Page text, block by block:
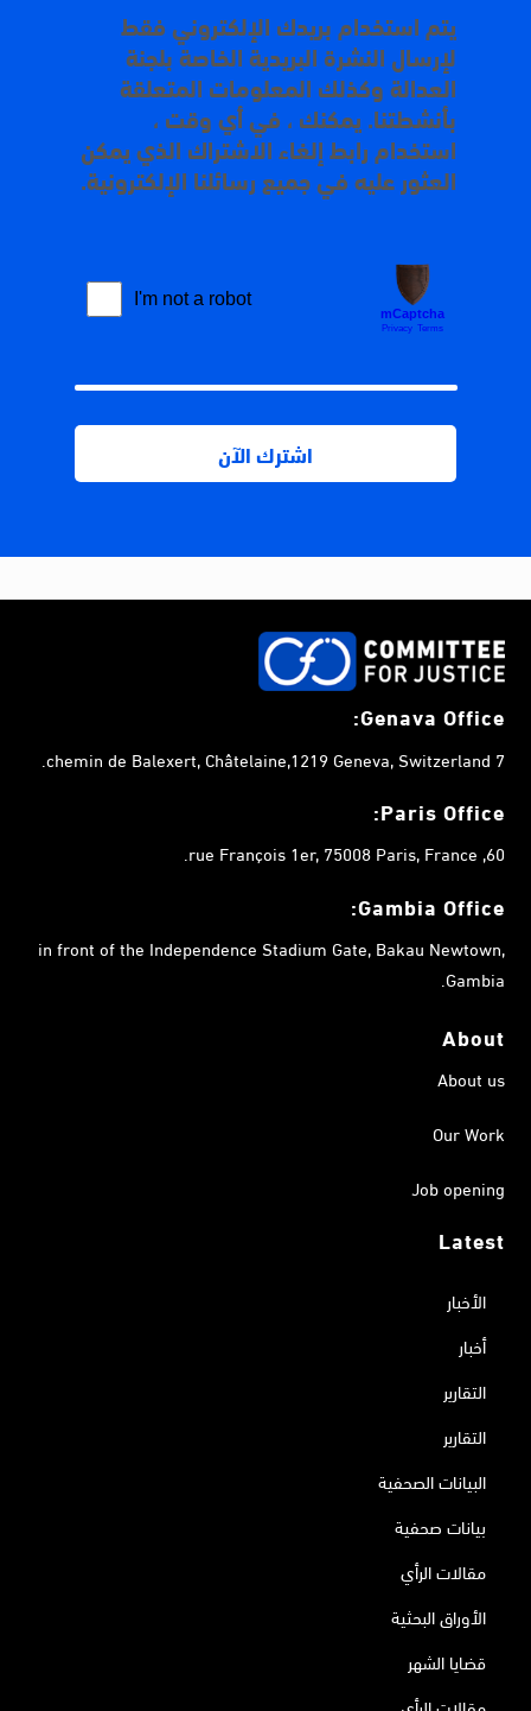
يتم استخدام بريدك الإلكتروني فقط
لإرسال النشرة البريدية الخاصة بلجنة
العدالة وكذلك المعلومات المتعلقة
بأنشطتنا. يمكنك ، في أي وقت ،
استخدام رابط إلغاء الاشتراك الذي يمكن
العثور عليه في جميع رسائلنا الإلكترونية.
Genava Office:
7 chemin de Balexert, Châtelaine,1219 Geneva, Switzerland.
Paris Office:
60, rue François 1er, 75008 Paris, France.
Gambia Office:
in front of the Independence Stadium Gate, Bakau Newtown,
Gambia.
About
About us
Our Work
Job opening
Latest
الأخبار
أخبار
التقارير
التقارير
البيانات الصحفية
بيانات صحفية
مقالات الرأي
الأوراق البحثية
قضايا الشهر